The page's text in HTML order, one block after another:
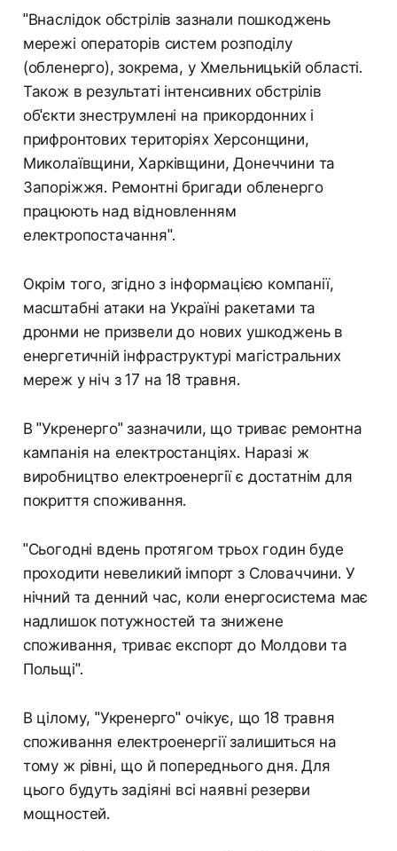
"Внаслідок обстрілів зазнали пошкоджень
мережі операторів систем розподілу
(обленерго), зокрема, у Хмельницькій області.
Також в результаті інтенсивних обстрілів
об'єкти знеструмлені на прикордонних і
прифронтових територіях Херсонщини,
Миколаївщини, Харківщини, Донеччини та
Запоріжжя. Ремонтні бригади обленерго
працюють над відновленням
електропостачання".
Окрім того, згідно з інформацією компанії,
масштабні атаки на Україні ракетами та
дронми не призвели до нових ушкоджень в
енергетичній інфраструктурі магістральних
мереж у ніч з 17 на 18 травня.
В "Укренерго" зазначили, що триває ремонтна
кампанія на електростанціях. Наразі ж
виробництво електроенергії є достатнім для
покриття споживання.
"Сьогодні вдень протягом трьох годин буде
проходити невеликий імпорт з Словаччини. У
нічний та денний час, коли енергосистема має
надлишок потужностей та знижене
споживання, триває експорт до Молдови та
Польщі".
В цілому, "Укренерго" очікує, що 18 травня
споживання електроенергії залишиться на
тому ж рівні, що й попереднього дня. Для
цього будуть задіяні всі наявні резерви
мощностей.